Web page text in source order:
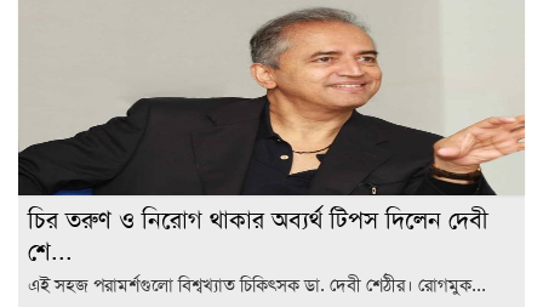
চির তরুণ ও নিরোগ থাকার অব্যর্থ টিপস দিলেন দেবী
শে...
এই সহজ পরামর্শগুলো বিশ্বখ্যাত চিকিৎসক ডা. দেবী শেঠীর। রোগমুক...